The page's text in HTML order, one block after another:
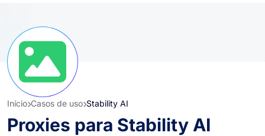
Início Casos de uso Stability AI
Proxies para Stability AI